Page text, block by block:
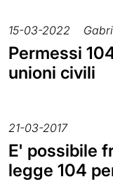
15-03-2022
Permessi
unioni civili
21-03-2017
E' possibile
legge 104